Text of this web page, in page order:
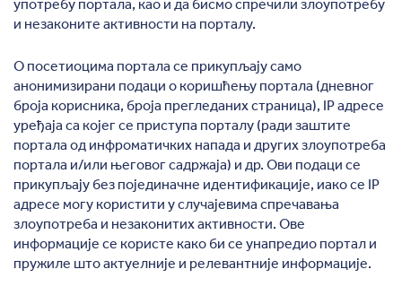
употребу портала, као и да бисмо спречили злоупотребу
и незаконите активности на порталу.
О посетиоцима портала се прикупљају само
анонимизирани подаци о коришћењу портала (дневног
броја корисника, броја прегледаних страница), IP адресе
уређаја са којег се приступа порталу (ради заштите
портала од инфроматичких напада и других злоупотреба
портала и/или његовог садржаја) и др. Ови подаци се
прикупљају без појединачне идентификације, иако се IP
адресе могу користити у случајевима спречавања
злоупотреба и незаконитих активности. Ове
информације се користе како би се унапредио портал и
пружиле што актуелније и релевантније информације.